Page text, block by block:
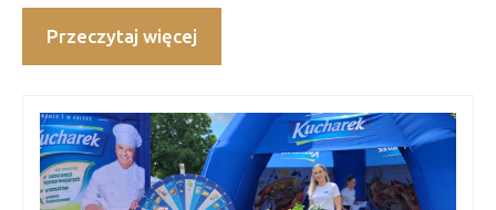
Przeczytaj więcej